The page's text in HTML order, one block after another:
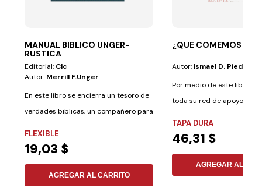
MANUAL BIBLICO UNGER-
RUSTICA
Editorial: Clc
Autor: Merrill F.unger
En este libro se encierra un tesoro de
verdades biblicas, un compañero para
FLEXIBLE
19,03 $
AGREGAR AL CARRITO
¿QUE COMEMOS
Autor: Ismael D. Piedra
Por medio de este libro,
toda su red de apoyo, ya
TAPA DURA
46,31 $
AGREGAR AL